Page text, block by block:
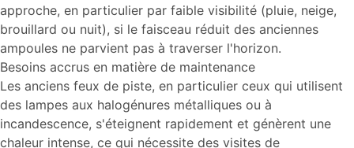
approche, en particulier par faible visibilité (pluie, neige,
brouillard ou nuit), si le faisceau réduit des anciennes
ampoules ne parvient pas à traverser l'horizon.
Besoins accrus en matière de maintenance
Les anciens feux de piste, en particulier ceux qui utilisent
des lampes aux halogénures métalliques ou à
incandescence, s'éteignent rapidement et génèrent une
chaleur intense, ce qui nécessite des visites de